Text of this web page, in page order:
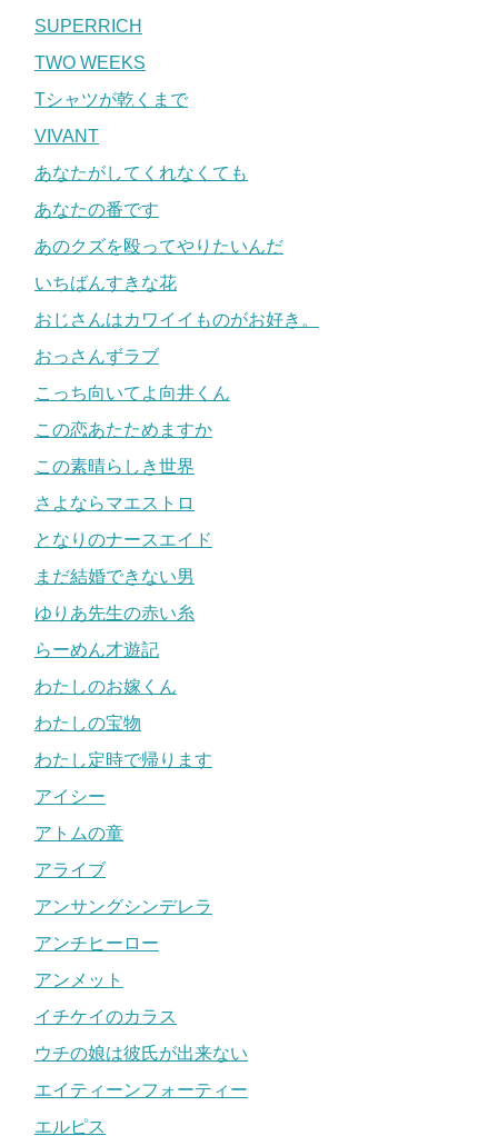
SUPERRICH
TWO WEEKS
Tシャツが乾くまで
VIVANT
あなたがしてくれなくても
あなたの番です
あのクズを殴ってやりたいんだ
いちばんすきな花
おじさんはカワイイものがお好き。
おっさんずラブ
こっち向いてよ向井くん
この恋あたためますか
この素晴らしき世界
さよならマエストロ
となりのナースエイド
まだ結婚できない男
ゆりあ先生の赤い糸
らーめん才遊記
わたしのお嫁くん
わたしの宝物
わたし定時で帰ります
アイシー
アトムの童
アライブ
アンサングシンデレラ
アンチヒーロー
アンメット
イチケイのカラス
ウチの娘は彼氏が出来ない
エイティーンフォーティー
エルピス